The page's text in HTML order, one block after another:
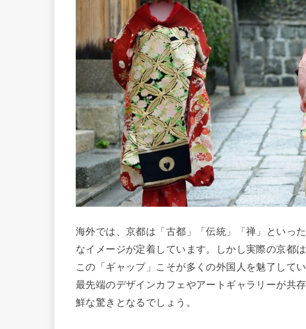
海外では、京都は「古都」「伝統」「禅」といっ
なイメージが定着しています。しかし実際の京都
この「ギャップ」こそが多くの外国人を魅了して
最先端のデザインカフェやアートギャラリーが共
鮮な驚きとなるでしょう。